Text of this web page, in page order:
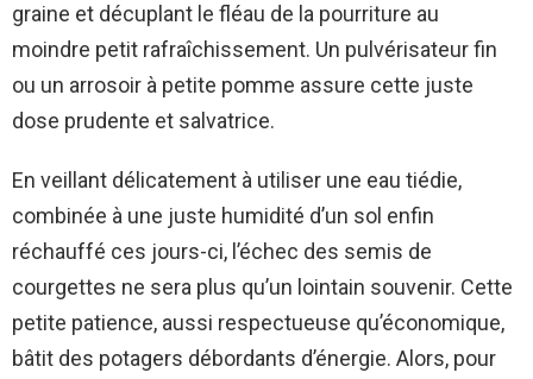
graine et décuplant le fléau de la pourriture au
moindre petit rafraîchissement. Un pulvérisateur fin
ou un arrosoir à petite pomme assure cette juste
dose prudente et salvatrice.
En veillant délicatement à utiliser une eau tiédie,
combinée à une juste humidité d’un sol enfin
réchauffé ces jours-ci, l’échec des semis de
courgettes ne sera plus qu’un lointain souvenir. Cette
petite patience, aussi respectueuse qu’économique,
bâtit des potagers débordants d’énergie. Alors, pour